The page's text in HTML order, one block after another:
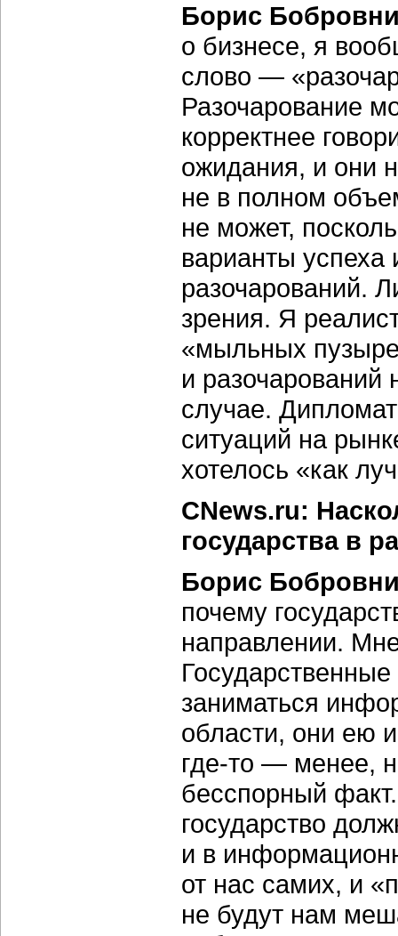
Борис
о бизнесе, я
слово —
Разочарование
корректнее
ожидания, и они
не в полном
не может,
варианты успеха
разочарований.
зрения. Я
«мыльных
и разочарований
случае.
ситуаций на
хотелось «как
CNews.ru:
государства в
Борис
почему
направлении.
заниматься
области, они ею
где-то — менее,
бесспорный
государство
и в
от нас самих, и
не будут нам